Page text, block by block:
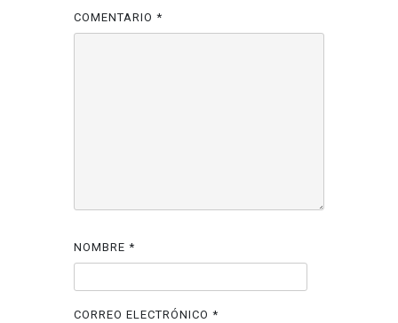
COMENTARIO *
NOMBRE *
CORREO ELECTRÓNICO *